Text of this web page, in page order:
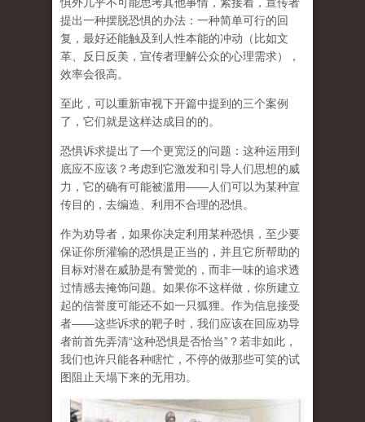
提出一种摆脱恐惧的办法：一种简单可行的回
复，最好还能触及到人性本能的冲动（比如文
革、反日反美，宣传者理解公众的心理需求），
效率会很高。
至此，可以重新审视下开篇中提到的三个案例
了，它们就是这样达成目的的。
恐惧诉求提出了一个更宽泛的问题：这种运用到
底应不应该？考虑到它激发和引导人们思想的威
力，它的确有可能被滥用——人们可以为某种宣
传目的，去编造、利用不合理的恐惧。
作为劝导者，如果你决定利用某种恐惧， 至少要
保证你所灌输的恐惧是正当的，并且它所帮助的
目标对潜在威胁是有警觉的，而非一味的追求透
过情感去掩饰问题。如果你不这样做，你所建立
起的信誉度可能还不如一只狐狸。作为信息接受
者——这些诉求的靶子时，我们应该在回应劝导
者前首先弄清“这种恐惧是否恰当”？若非如此，
我们也许只能各种瞎忙，不停的做那些可笑的试
图阻止天塌下来的无用功。